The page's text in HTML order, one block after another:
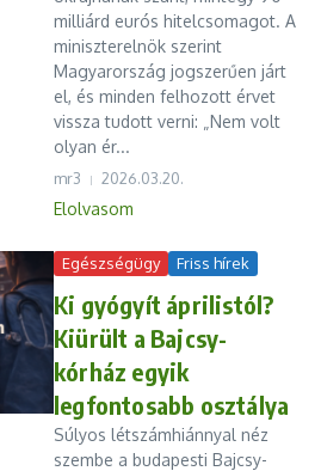
milliárd eurós hitelcsomagot. A
miniszterelnök szerint
Magyarország jogszerűen járt
el, és minden felhozott érvet
vissza tudott verni: „Nem volt
olyan ér...
mr3 2026.03.20.
Elolvasom
Egészségügy Friss hírek
Ki gyógyít áprilistól?
Kiürült a Bajcsy-
kórház egyik
legfontosabb osztálya
Súlyos létszámhiánnyal néz
szembe a budapesti Bajcsy-